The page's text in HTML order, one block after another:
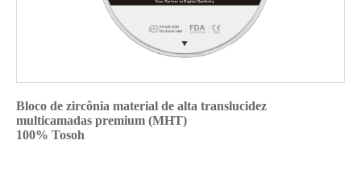
Bloco de zircônia material de alta translucidez
multicamadas premium (MHT)
100% Tosoh